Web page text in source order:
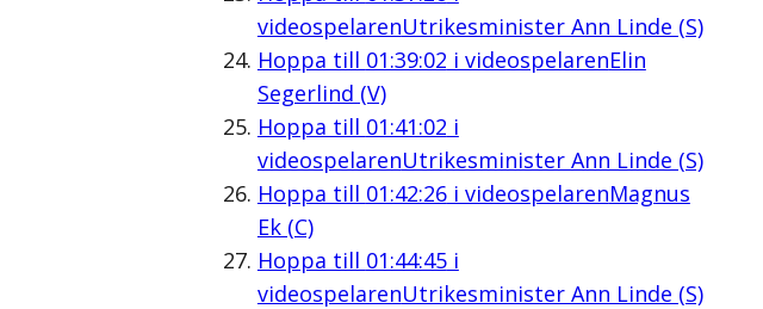
videospelarenUtrikesminister Ann Linde (S)
Hoppa till 01:39:02 i videospelarenElin
Segerlind (V)
Hoppa till 01:41:02 i
videospelarenUtrikesminister Ann Linde (S)
Hoppa till 01:42:26i videospelarenMagnus
Ek (C)
Hoppa till 01:44:45i
videospelarenUtrikesminister Ann Linde (S)